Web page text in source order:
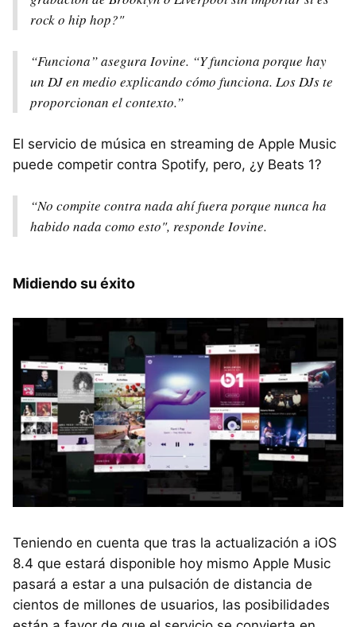
rock o hip hop?"
“Funciona” asegura Iovine. “Y funciona porque hay
un DJ en medio explicando cómo funciona. Los DJs te
proporcionan el contexto.”
El servicio de música en streaming de Apple Music
puede competir contra Spotify, pero, ¿y Beats 1?
“No compite contra nada ahí fuera porque nunca ha
habido nada como esto", responde Iovine.
Midiendo su éxito
Teniendo en cuenta que tras la actualización a iOS
8.4 que estará disponible hoy mismo Apple Music
pasará a estar a una pulsación de distancia de
cientos de millones de usuarios, las posibilidades